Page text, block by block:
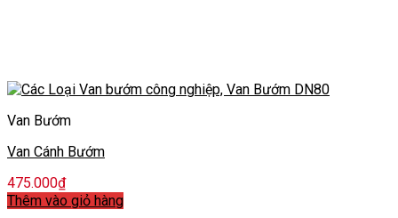
Van Bướm
Van Cánh Bướm
475.000₫
Thêm vào giỏ hàng